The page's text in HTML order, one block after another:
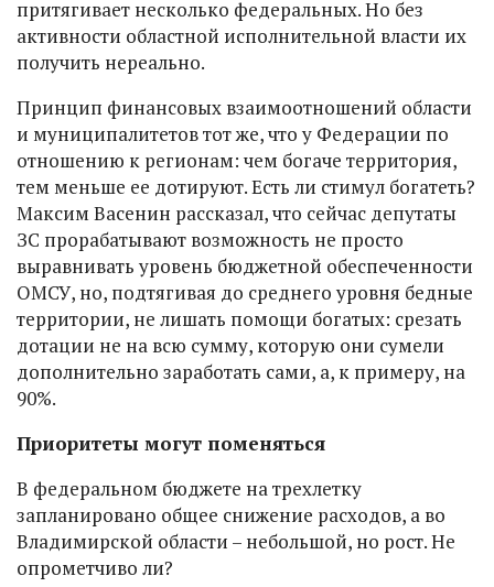
притягивает несколько федеральных. Но без
активности областной исполнительной власти их
получить нереально.
Принцип финансовых взаимоотношений области
и муниципалитетов тот же, что у Федерации по
отношению к регионам: чем богаче территория,
тем меньше ее дотируют. Есть ли стимул богатеть?
Максим Васенин рассказал, что сейчас депутаты
ЗС прорабатывают возможность не просто
выравнивать уровень бюджетной обеспеченности
ОМСУ, но, подтягивая до среднего уровня бедные
территории, не лишать помощи богатых: срезать
дотации не на всю сумму, которую они сумели
дополнительно заработать сами, а, к примеру, на
90%.
Приоритеты могут поменяться
В федеральном бюджете на трехлетку
запланировано общее снижение расходов, а во
Владимирской области – небольшой, но рост. Не
опрометчиво ли?